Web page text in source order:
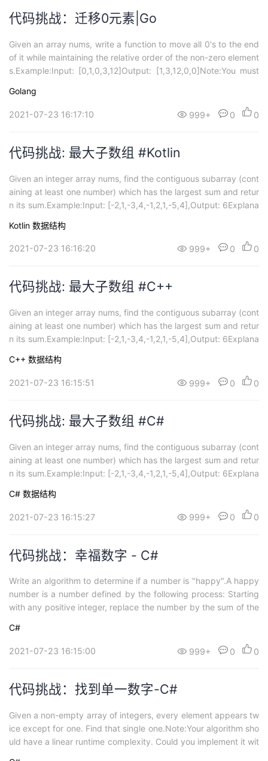
代码挑战：迁移0元素|Go
Given an array nums, write a function to move all 0's to the end
of it while maintaining the relative order of the non-zero element
s.Example:Input: [0,1,0,3,12]Output: [1,3,12,0,0]Note:You must
Golang
2021-07-23 16:17:10 999+ 0 0
代码挑战: 最大子数组 #Kotlin
Given an integer array nums, find the contiguous subarray (cont
aining at least one number) which has the largest sum and retur
n its sum.Example:Input: [-2,1,-3,4,-1,2,1,-5,4],Output: 6Explana
Kotlin 数据结构
2021-07-23 16:16:20 999+ 0 0
代码挑战: 最大子数组 #C++
Given an integer array nums, find the contiguous subarray (cont
aining at least one number) which has the largest sum and retur
n its sum.Example:Input: [-2,1,-3,4,-1,2,1,-5,4],Output: 6Explana
C++ 数据结构
2021-07-23 16:15:51 999+ 0 0
代码挑战: 最大子数组 #C#
Given an integer array nums, find the contiguous subarray (cont
aining at least one number) which has the largest sum and retur
n its sum.Example:Input: [-2,1,-3,4,-1,2,1,-5,4],Output: 6Explana
C# 数据结构
2021-07-23 16:15:27 999+ 0 0
代码挑战：幸福数字 - C#
Write an algorithm to determine if a number is "happy".A happy
number is a number defined by the following process: Starting
with any positive integer, replace the number by the sum of the
C#
2021-07-23 16:15:00 999+ 0 0
代码挑战：找到单一数字-C#
Given a non-empty array of integers, every element appears tw
ice except for one. Find that single one.Note:Your algorithm sho
uld have a linear runtime complexity. Could you implement it wit